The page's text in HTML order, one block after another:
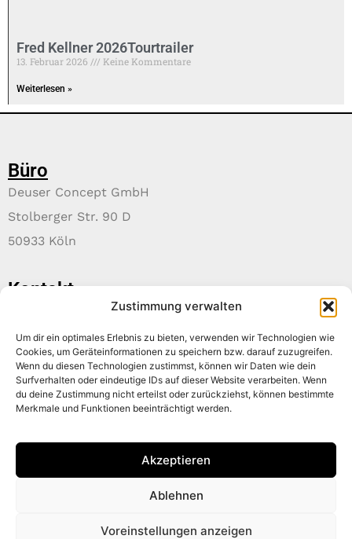
Zustimmung verwalten
Um dir ein optimales Erlebnis zu bieten, verwenden wir Technologien wie
Cookies, um Geräteinformationen zu speichern bzw. darauf zuzugreifen.
Wenn du diesen Technologien zustimmst, können wir Daten wie dein
Surfverhalten oder eindeutige IDs auf dieser Website verarbeiten. Wenn
du deine Zustimmung nicht erteilst oder zurückziehst, können bestimmte
Merkmale und Funktionen beeinträchtigt werden.
Akzeptieren
Ablehnen
Voreinstellungen anzeigen
Fred Kellner 2026Tourtrailer
13. Februar 2026 Keine Kommentare
Weiterlesen »
Büro
Deuser Concept GmbH
Stolberger Str. 90 D
50933 Köln
Kontakt
+49 221 999 681 73
www.deuser-concept.de
Über uns
Aus dem Herzen von Köln bringen wir unsere
Bühnen- und TV-Jahren in die neuesten Projekte